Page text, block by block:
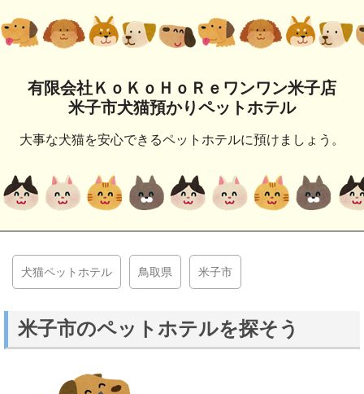
有限会社ＫｏＫｏＨｏＲｅワンワン米子店
米子市犬猫預かりペットホテル
大事な犬猫を安心できるペットホテルに預けましょう。
犬猫ペットホテル 鳥取県 米子市
米子市のペットホテルを探そう